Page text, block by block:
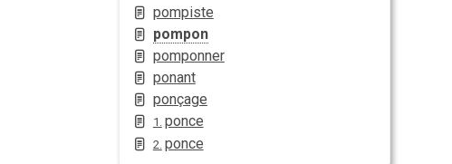
pompiste
pompon
pomponner
ponant
ponçage
1. ponce
2. ponce